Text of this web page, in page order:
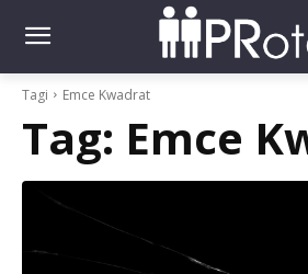
Tagi Emce Kwadrat
Tag: Emce